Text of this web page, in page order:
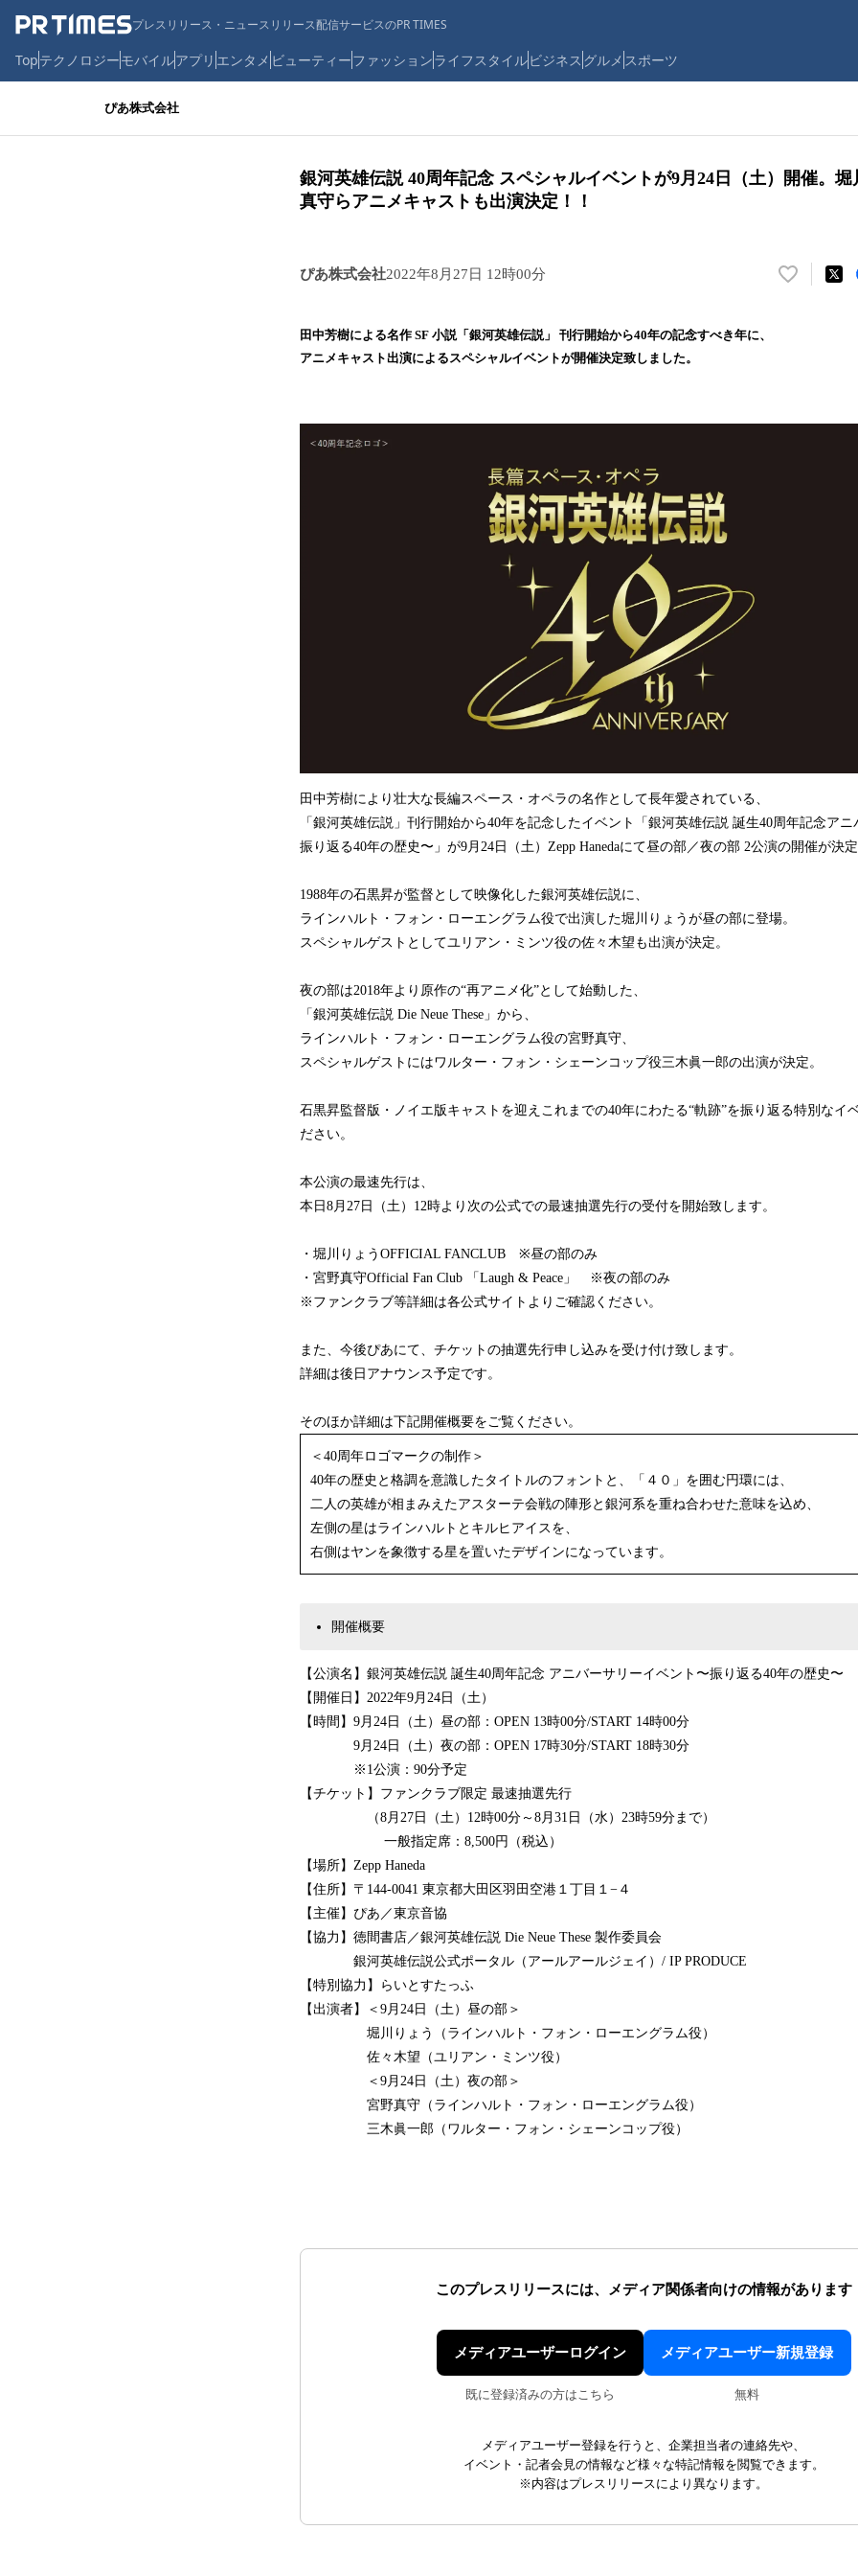
プレスリリース・ニュースリリース配信サービスのPR TIMES
Topテクノロジーモバイルアプリ エンタメ ビューティーファッションライフスタイルビジネス グルメ スポーツ
ぴあ株式会社
銀河英雄伝説 40周年記念 スペシャルイベントが9月24日（土）開催。
真守らアニメキャストも出演決定！！
ぴあ株式会社2022年8月27日 12時00分
い
み
田中芳樹による名作 SF 小説「銀河英雄伝説」 刊行開始から40年の記念すべき年に、
アニメキャスト出演によるスペシャルイベントが開催決定致しました。
田中芳樹により壮大な長編スペース・オペラの名作として長年愛されている、
「銀河英雄伝説」刊行開始から40年を記念したイベント「銀河英雄伝説 誕生40周年記念ア
振り返る40年の歴史〜」が9月24日（土）Zepp Hanedaにて昼の部／夜の部 2公演の開催が決定
1988年の石黒昇が監督として映像化した銀河英雄伝説に、
ラインハルト・フォン・ローエングラム役で出演した堀川りょうが昼の部に登場。
スペシャルゲストとしてユリアン・ミンツ役の佐々木望も出演が決定。
夜の部は2018年より原作の“再アニメ化”として始動した、
「銀河英雄伝説 Die Neue These」から、
ラインハルト・フォン・ローエングラム役の宮野真守、
スペシャルゲストにはワルター・フォン・シェーンコップ役三木眞一郎の出演が決定。
石黒昇監督版・ノイエ版キャストを迎えこれまでの40年にわたる“軌跡”を振り返る特別なイ
ださい。
本公演の最速先行は、
本日8月27日（土）12時より次の公式での最速抽選先行の受付を開始致します。
・堀川りょうOFFICIAL FANCLUB ※昼の部のみ
・宮野真守Official Fan Club 「Laugh & Peace」 ※夜の部のみ
※ファンクラブ等詳細は各公式サイトよりご確認ください。
また、今後ぴあにて、チケットの抽選先行申し込みを受け付け致します。
詳細は後日アナウンス予定です。
そのほか詳細は下記開催概要をご覧ください。
＜40周年ロゴマークの制作＞
40年の歴史と格調を意識したタイトルのフォントと、「４０」を囲む円環には、
二人の英雄が相まみえたアスターテ会戦の陣形と銀河系を重ね合わせた意味を込め、
左側の星はラインハルトとキルヒアイスを、
右側はヤンを象徴する星を置いたデザインになっています。
開催概要
【公演名】銀河英雄伝説 誕生40周年記念 アニバーサリーイベント〜振り返る40年の歴史〜
【開催日】2022年9月24日（土）
【時間】9月24日（土）昼の部：OPEN 13時00分/START 14時00分
9月24日（土）夜の部：OPEN 17時30分/START 18時30分
※1公演：90分予定
【チケット】ファンクラブ限定 最速抽選先行
（8月27日（土）12時00分～8月31日（水）23時59分まで）
一般指定席：8,500円（税込）
【場所】Zepp Haneda
【住所】〒144-0041 東京都大田区羽田空港１丁目１−４
【主催】ぴあ／東京音協
【協力】徳間書店／銀河英雄伝説 Die Neue These 製作委員会
銀河英雄伝説公式ポータル（アールアールジェイ）/ IP PRODUCE
【特別協力】らいとすたっふ
【出演者】＜9月24日（土）昼の部＞
堀川りょう（ラインハルト・フォン・ローエングラム役）
佐々木望（ユリアン・ミンツ役）
＜9月24日（土）夜の部＞
宮野真守（ラインハルト・フォン・ローエングラム役）
三木眞一郎（ワルター・フォン・シェーンコップ役）
このプレスリリースには、 メディア関係者向けの情報があります
メディアユーザーログイン
既に登録済みの方はこちら
メディアユーザー新規登録
無料
メディアユーザー登録を行うと、企業担当者の連絡先や、
イベント・記者会見の情報など様々な特記情報を閲覧できます。
※内容はプレスリリースにより異なります。